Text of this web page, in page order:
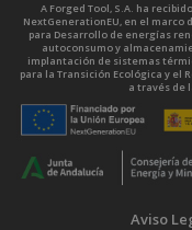
A Forged Tool, S.A. ha
NextGenerationEU, en el marco
para Desarrollo de energías
autoconsumo y
implantación de sistemas
para la Transición Ecológica y el
a través de
Aviso